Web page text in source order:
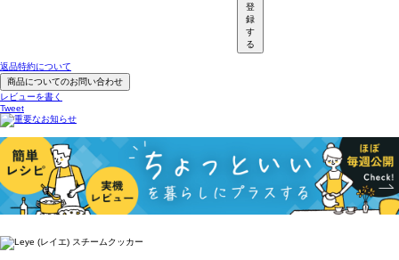
登
録
す
る
返品特約について
商品についてのお問い合わせ
レビューを書く
Tweet